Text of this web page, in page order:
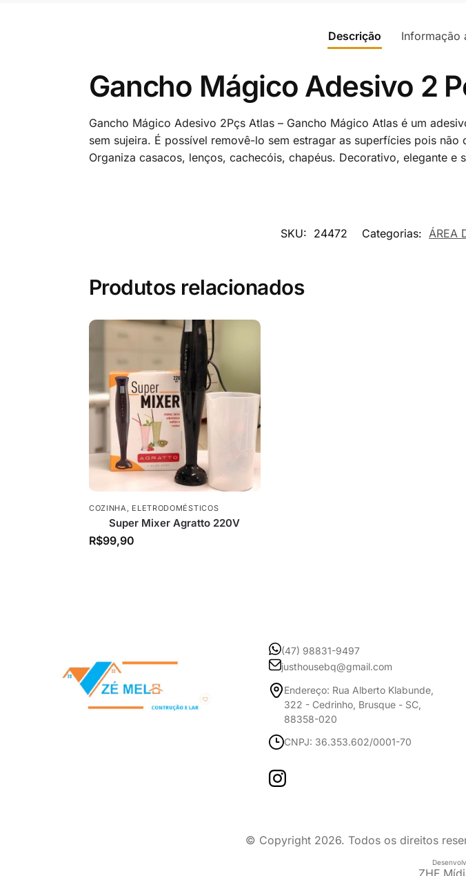
Descrição Informação
Gancho Mágico Adesivo 2
Gancho Mágico Adesivo 2Pçs Atlas – Gancho Mágico Atlas é um
sem sujeira. É possível removê-lo sem estragar as superfícies pois
Organiza casacos, lenços, cachecóis, chapéus. Decorativo, elegante e
SKU: 24472 Categorias: ÁREA
Produtos relacionados
COZINHA, ELETRODOMÉSTICOS
Super Mixer Agratto 220V
R$99,90
(47) 98831-9497
justhousebq@gmail.com
Endereço: Rua Alberto Klabunde,
322 - Cedrinho, Brusque - SC,
88358-020
CNPJ: 36.353.602/0001-70
© Copyright 2026. Todos os direitos